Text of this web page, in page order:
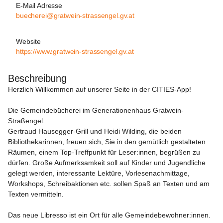
E-Mail Adresse
buecherei@gratwein-strassengel.gv.at
Website
https://www.gratwein-strassengel.gv.at
Beschreibung
Herzlich Willkommen auf unserer Seite in der CITIES-App!
Die Gemeindebücherei im Generationenhaus Gratwein-
Straßengel.
Gertraud Hausegger-Grill und Heidi Wilding, die beiden
Bibliothekarinnen, freuen sich, Sie in den gemütlich gestalteten
Räumen, einem Top-Treffpunkt für Leser:innen, begrüßen zu
dürfen. Große Aufmerksamkeit soll auf Kinder und Jugendliche
gelegt werden, interessante Lektüre, Vorlesenachmittage,
Workshops, Schreibaktionen etc. sollen Spaß an Texten und am
Texten vermitteln.
Das neue Libresso ist ein Ort für alle Gemeindebewohner:innen.